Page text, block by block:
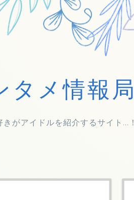
タメ情報局
きがアイドルを紹介するサイト...！